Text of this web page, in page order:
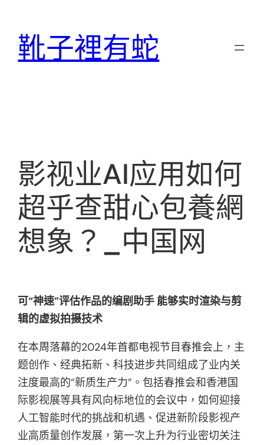
靴子裡有蛇
影视业AI应用如何
超乎查甜心包養網
想象？_中国网
可“神速”评估作品的编剧助手 能够实时渲染与剪
辑的虚拟拍摄技术
在本周落幕的2024年首都电视节目春推会上，主
题创作、经典拓新、科技进步共同组成了业内关
注度最高的“新质生产力”。包括春推会和香港国
际影视展等具有风向标地位的会议中，如何迎接
人工智能时代的挑战和机遇、促进新阶段影视产
业高质量创作发展，第一次上升为行业密切关注